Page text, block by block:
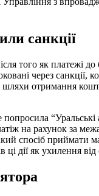
санкції
того як платежі до
через санкції,
отримання
“Уральські
на рахунок за
спосіб приймати
ці дії як ухилення від